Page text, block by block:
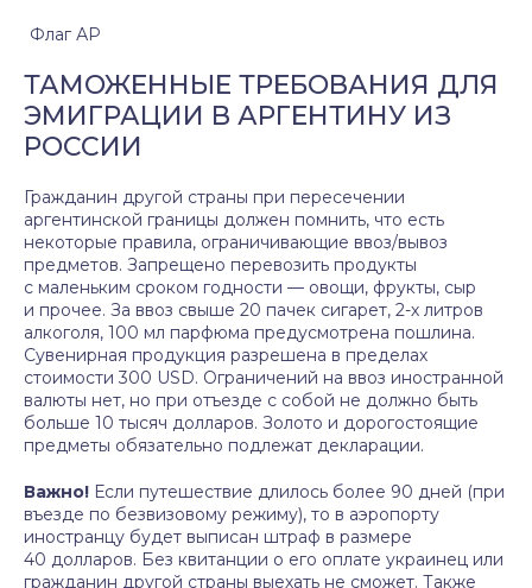
Флаг АР
ТАМОЖЕННЫЕ ТРЕБОВАНИЯ ДЛЯ
ЭМИГРАЦИИ В АРГЕНТИНУ ИЗ
РОССИИ
Гражданин другой страны при пересечении
аргентинской границы должен помнить, что есть
некоторые правила, ограничивающие ввоз/вывоз
предметов. Запрещено перевозить продукты
с маленьким сроком годности — овощи, фрукты, сыр
и прочее. За ввоз свыше 20 пачек сигарет, 2-х литров
алкоголя, 100 мл парфюма предусмотрена пошлина.
Сувенирная продукция разрешена в пределах
стоимости 300 USD. Ограничений на ввоз иностранной
валюты нет, но при отъезде с собой не должно быть
больше 10 тысяч долларов. Золото и дорогостоящие
предметы обязательно подлежат декларации.
Важно! Если путешествие длилось более 90 дней (при
въезде по безвизовому режиму), то в аэропорту
иностранцу будет выписан штраф в размере
40 долларов. Без квитанции о его оплате украинец или
гражданин другой страны выехать не сможет. Также